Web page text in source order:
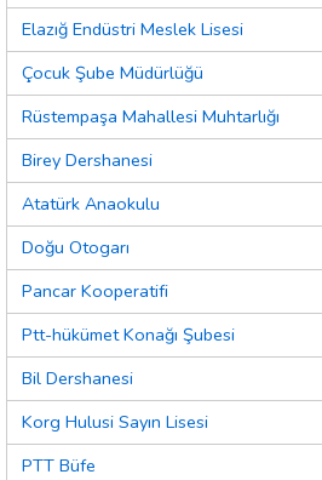
Elazığ Endüstri Meslek Lisesi
Çocuk Şube Müdürlüğü
Rüstempaşa Mahallesi Muhtarlığı
Birey Dershanesi
Atatürk Anaokulu
Doğu Otogarı
Pancar Kooperatifi
Ptt-hükümet Konağı Şubesi
Bil Dershanesi
Korg Hulusi Sayın Lisesi
PTT Büfe